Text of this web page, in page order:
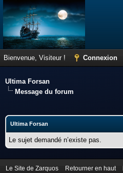
Bienvenue, Visiteur ! Connexion
Ultima Forsan
Message du forum
Ultima Forsan
Le sujet demandé n’existe pas.
Le Site de Zarquos Retourner en haut